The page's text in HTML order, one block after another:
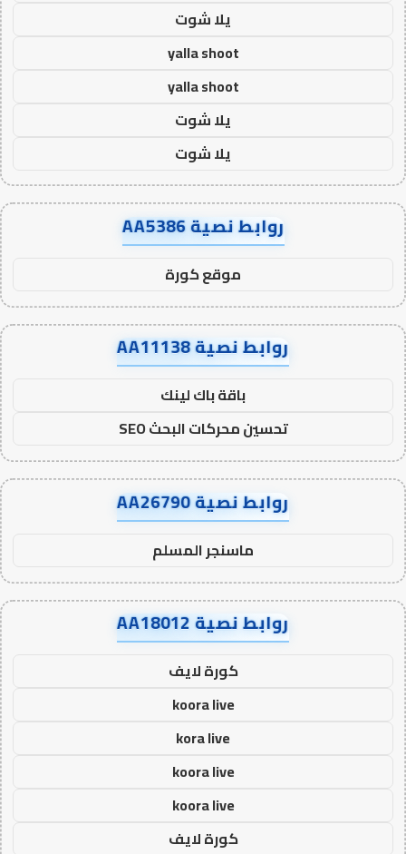
يلا شوت
yalla shoot
yalla shoot
يلا شوت
يلا شوت
روابط نصية AA5386
موقع كورة
روابط نصية AA11138
باقة باك لينك
تحسين محركات البحث SEO
روابط نصية AA26790
ماسنجر المسلم
روابط نصية AA18012
كورة لايف
koora live
kora live
koora live
koora live
كورة لايف